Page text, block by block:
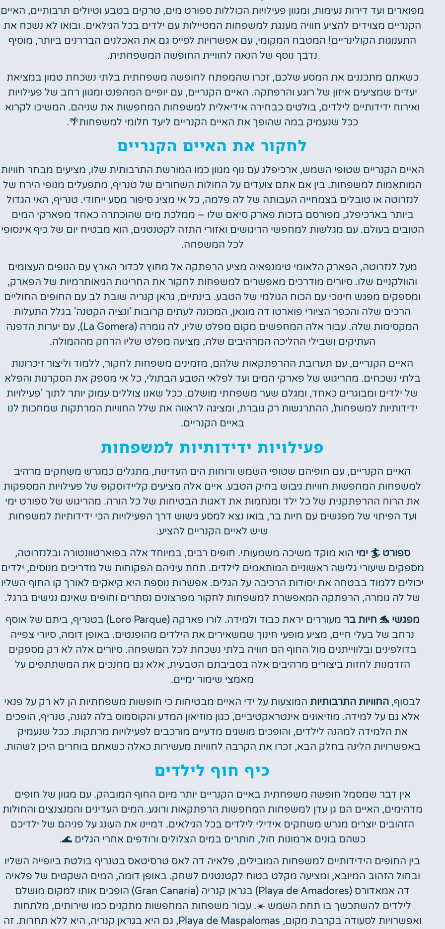
מפוארים ועד דירות נעימות, ומגוון פעילויות הכוללות ספורט מים, טרקים בטבע וטיולים תרבותיים, האיים
הקנריים מצוידים להציע חוויה מענגת למשפחות המטיילות עם ילדים בכל הגילאים. ובואו לא נשכח את
התענוגות הקולינריים! המטבח המקומי, עם אפשרויות לפייס גם את האכלנים הבררנים ביותר, מוסיף
נדבך נוסף של הנאה לחוויית החופשה המשפחתית.
כשאתם מתכננים את המסע שלכם, זכרו שהמפתח לחופשה משפחתית בלתי נשכחת טמון במציאת
יעדים שמציעים איזון של רוגע והרפתקה. האיים הקנריים, עם יופיים המהפנט ומגוון רחב של פעילויות
ואירוח ידידותיים לילדים, בולטים כבחירה אידיאלית למשפחות המחפשות את שניהם. המשיכו לקרוא
ככל שנעמיק במה שהופך את האיים הקנריים ליעד חלומי למשפחות🌴.
לחקור את האיים הקנריים
האיים הקנריים שטופי השמש, ארכיפלג עם נוף מגוון כמו המורשת התרבותית שלו, מציעים מבחר חוויות
המותאמות למשפחות. בין אם אתם צועדים על החולות השחורים של טנריף, מתפעלים מנופי הירח של
לנזרוטה או טובלים בצמחייה העבותה של לה פלמה, כל אי מציג סיפור מסע ייחודי. טנריף, האי הגדול
ביותר בארכיפלג, מפורסם בזכות פארק סיאם שלו – ממלכת מים שהוכתרה כאחד מפארקי המים
הטובים בעולם. עם מגלשות למחפשי הריגושים ואזורי התזה לקטנטנים, הוא מבטיח יום של כיף אינסופי
לכל המשפחה.
מעל לנזרוטה, הפארק הלאומי טימנפאיה מציע הרפתקה אל מחוץ לכדור הארץ עם הנופים העצומים
והוולקניים שלו. סיורים מודרכים מאפשרים למשפחות לחקור את החריגות הגיאותרמיות של הפארק,
ומספקים מפגש חינוכי עם הכוח הגולמי של הטבע. בינתיים, גראן קנריה שובת לב עם החופים החוליים
הרכים שלה והכפר הציורי פוארטו דה מוגאן, המכונה לעתים קרובות 'ונציה הקטנה' בגלל התעלות
המקסימות שלה. עבור אלה המחפשים מקום מפלט שליו, לה גומרה (La Gomera), עם יערות הדפנה
העתיקים ושבילי ההליכה המרהיבים שלה, מציעה מפלט שליו הרחק מההמולה.
האיים הקנריים, עם תערובת ההרפתקאות שלהם, מזמינים משפחות לחקור, ללמוד וליצור זיכרונות
בלתי נשכחים. מהריגוש של פארקי המים ועד לפלאי הטבע הבתולי, כל אי מספק את הסקרנות והפלא
של ילדים ומבוגרים כאחד, ומגלם שער משפחתי מושלם. ככל שאנו צוללים עמוק יותר לתוך 'פעילויות
ידידותיות למשפחות', ההתרגשות רק גוברת, ומציגה לראווה את שלל החוויות המרתקות שמחכות לנו
באיים הקנריים.
פעילויות ידידותיות למשפחות
האיים הקנריים, עם חופיהם שטופי השמש ורוחות הים העדינות, מתגלים כמגרש משחקים מרהיב
למשפחות המחפשות חוויות גיבוש בחיק הטבע. איים אלה מציעים קליידוסקופ של פעילויות המספקות
את הרוח ההרפתקנית של כל ילד ומנחמות את דאגות הבטיחות של כל הורה. מהריגוש של ספורט ימי
ועד הפיתוי של מפגשים עם חיות בר, בואו נצא למסע גישוש דרך הפעילויות הכי ידידותיות למשפחות
שיש לאיים הקנריים להציע.
ספורט 🏄 ימי הוא מוקד משיכה משמעותי. חופים רבים, במיוחד אלה בפוארטוונטורה ובלנזרוטה,
מספקים שיעורי גלישה ראשוניים המותאמים לילדים. תחת עיניהם הפקוחות של מדריכים מנוסים, ילדים
יכולים ללמוד בבטחה את יסודות הרכיבה על הגלים. אפשרות נוספת היא קיאקים לאורך קו החוף השליו
של לה גומרה, הרפתקה המאפשרת למשפחות לחקור מפרצונים נסתרים וחופים שאינם נגישים ברגל.
מפגשי 🐬 חיות בר
מעוררים יראת כבוד ולמידה. לורו פארקה (Loro Parque) בטנריף, ביתם של אוסף
נרחב של בעלי חיים, מציע מופעי חינוך שמשאירים את הילדים מהופנטים. באופן דומה, סיורי צפייה
בדולפינים ובלווייתנים מול החוף הם חוויה בלתי נשכחת לכל המשפחה. סיורים אלה לא רק מספקים
הזדמנות לחזות ביצורים מרהיבים אלה בסביבתם הטבעית, אלא גם מחנכים את המשתתפים על
מאמצי שימור ימיים.
לבסוף, החוויות התרבותיותהמוצעות על ידי האיים מבטיחות כי חופשות משפחתיות הן לא רק על פנאי
אלא גם על למידה. מוזיאונים אינטראקטיביים, כגון מוזיאון המדע והקוסמוס בלה לגונה, טנריף, הופכים
את הלמידה למהנה לילדים, והופכים מושגים מדעיים מורכבים לפעילויות מרתקות. ככל שנעמיק
באפשרויות הלינה בחלק הבא, זכרו את הקרבה לחוויות מעשירות כאלה כשאתם בוחרים היכן לשהות.
כיף חוף לילדים
אין דבר שמסמל חופשה משפחתית באיים הקנריים יותר מיום החוף המובהק. עם מגוון של חופים
מדהימים, האיים הם גן עדן למשפחות המחפשות הרפתקאות ורוגע. המים העדינים והמנצנצים והחולות
הזהובים יוצרים מגרש משחקים אידילי לילדים בכל הגילאים. דמיינו את העונג על פניהם של ילדיכם
כשהם בונים ארמונות חול, חותרים במים הצלולים ורודפים אחרי הגלים 🌊.
בין החופים הידידותיים למשפחות המובילים, פלאיה דה לאס טרסיטאס בטנריף בולטת ביופייה השליו
ובחול הזהוב המיובא, ומציעה מקלט בטוח לקטנטנים לשחק. באופן דומה, המים השקטים של פלאיה
דה אמאדורס (Playa de Amadores) בגראן קנריה (Gran Canaria) הופכים אותו למקום מושלם
לילדים להשתכשך בו תחת השמש ☀️. עבור משפחות המחפשות מתקנים כמו שירותים, מלתחות
ואפשרויות לסעודה בקרבת מקום, Playa de Maspalomas, גם היא בגראן קנריה, היא ללא תחרות. זה